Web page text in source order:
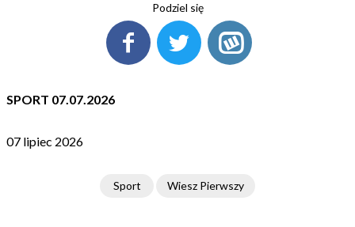
Podziel się
SPORT 07.07.2026
07 lipiec 2026
Sport Wiesz Pierwszy